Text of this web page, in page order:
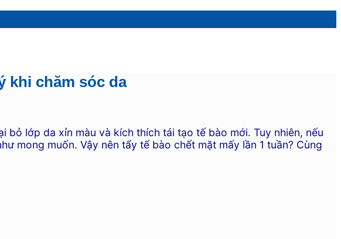
khi chăm sóc da
lớp da xỉn màu và kích thích tái tạo tế bào mới. Tuy nhiên, nếu
mong muốn. Vậy nên tẩy tế bào chết mặt mấy lần 1 tuần? Cùng